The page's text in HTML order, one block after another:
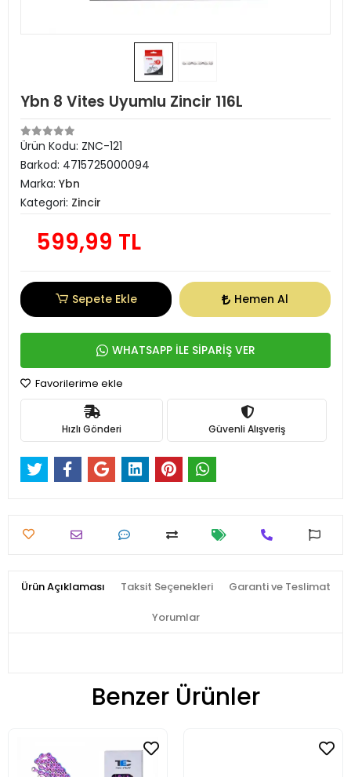
Ybn 8 Vites Uyumlu Zincir 116L
Ürün Kodu: ZNC-121
Barkod: 4715725000094
Marka: Ybn
Kategori: Zincir
599,99 TL
Sepete Ekle Hemen Al
WHATSAPP İLE SİPARİŞ VER
Favorilerime ekle
Hızlı Gönderi Güvenli Alışveriş
Ürün Açıklaması Taksit Seçenekleri Garanti ve Teslimat
Yorumlar
Benzer Ürünler